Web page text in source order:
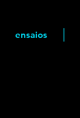
ensaios